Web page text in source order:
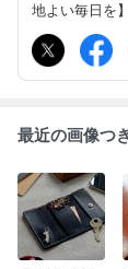
地よい毎日を
ナルの革小物
にて販売中。
kyo,Japan
最近の画像つ